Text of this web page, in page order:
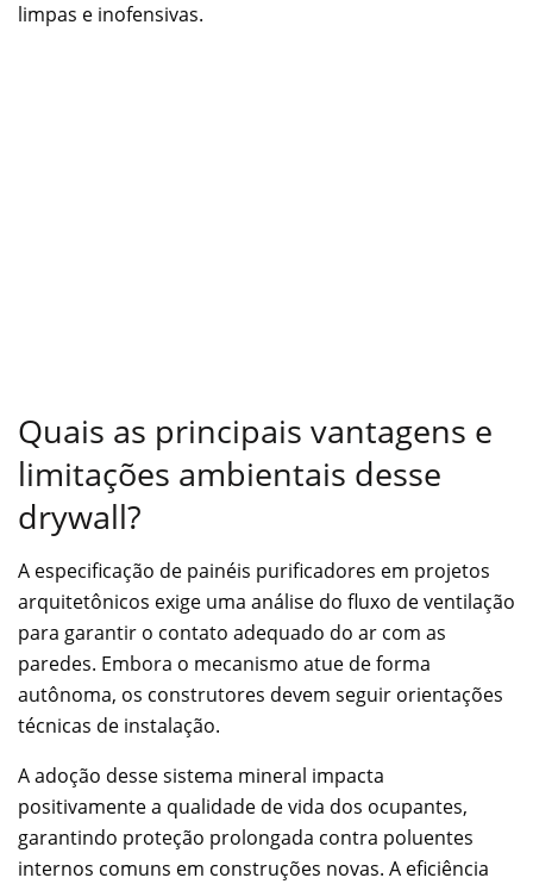
limpas e inofensivas.
Quais as principais vantagens e
limitações ambientais desse
drywall?
A especificação de painéis purificadores em projetos
arquitetônicos exige uma análise do fluxo de ventilação
para garantir o contato adequado do ar com as
paredes. Embora o mecanismo atue de forma
autônoma, os construtores devem seguir orientações
técnicas de instalação.
A adoção desse sistema mineral impacta
positivamente a qualidade de vida dos ocupantes,
garantindo proteção prolongada contra poluentes
internos comuns em construções novas. A eficiência